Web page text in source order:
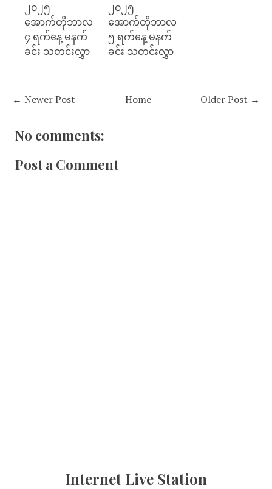
၂၀၂၅
အောက်တိုဘာလ
၄ ရက်နေ့ မနက်
ခင်း သတင်းလွှာ
၂၀၂၅
အောက်တိုဘာလ
၅ ရက်နေ့ မနက်
ခင်း သတင်းလွှာ
← Newer Post Older Post →
Home
No comments:
Post a Comment
Internet Live Station